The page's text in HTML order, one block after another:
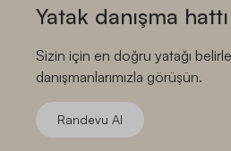
Yatak danışma hattı
Sizin için en doğru yatağı
danışmanlarımızla görüşün.
Randevu Al